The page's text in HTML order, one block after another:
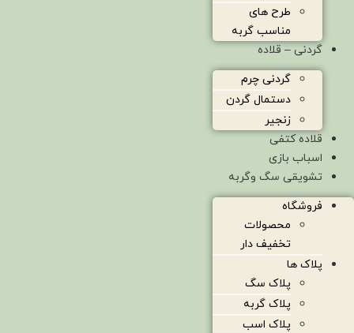
طرح های
مناسب گربه
گردنی – قلاده
گردنی چرم
دستمال گردن
زنجیر
قلاده کتفی
اسباب بازی
تشویقی سگ وگربه
فروشگاه
محصولات
تخفیف دار
پلاک ها
پلاک سگ
پلاک گربه
پلاک اسب